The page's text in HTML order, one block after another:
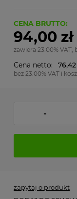
CENA BRUTTO:
94,00 zł
zawiera 23.00%
Cena netto: 76,42
bez 23.00% VAT i
-
zapytaj o produkt